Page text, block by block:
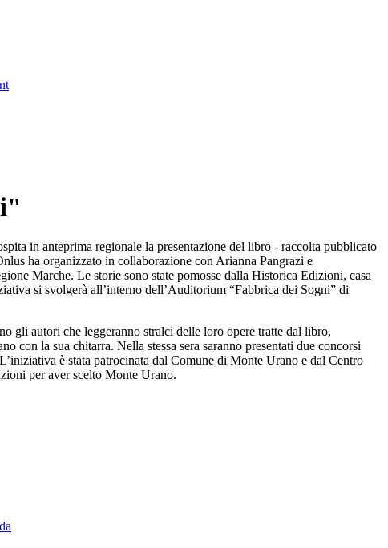
in anteprima regionale la presentazione del libro - raccolta pubblicato
ha organizzato in collaborazione con Arianna Pangrazi e
Marche. Le storie sono state pomosse dalla Historica Edizioni, casa
si svolgerà all’interno dell’Auditorium “Fabbrica dei Sogni” di
gli autori che leggeranno stralci delle loro opere tratte dal libro,
con la sua chitarra. Nella stessa sera saranno presentati due concorsi
è stata patrocinata dal Comune di Monte Urano e dal Centro
per aver scelto Monte Urano.